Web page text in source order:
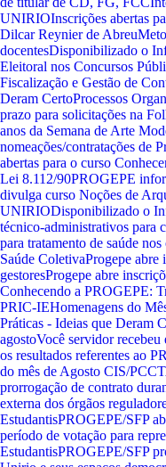
UNIRIOInscrições abertas
Dilcar Reynier de Abreu
docentesDisponibilizado o
Eleitoral nos Concursos
Fiscalização e Gestão de
Deram CertoProcessos
prazo para solicitações na
anos da Semana de Arte
nomeações/contratações de
abertas para o curso
Lei 8.112/90PROGEPE
divulga curso Noções de
UNIRIODisponibilizado o
técnico-administrativos para
para tratamento de saúde
Saúde ColetivaProgepe abre
gestoresProgepe abre
Conhecendo a PROGEPE:
PRIC-IEHomenagens do
Práticas - Ideias que Deram
agostoVocê servidor recebeu
os resultados referentes ao
do mês de Agosto CIS/
prorrogação de contrato
externa dos órgãos
EstudantisPROGEPE/SFP
período de votação para
EstudantisPROGEPE/SFP